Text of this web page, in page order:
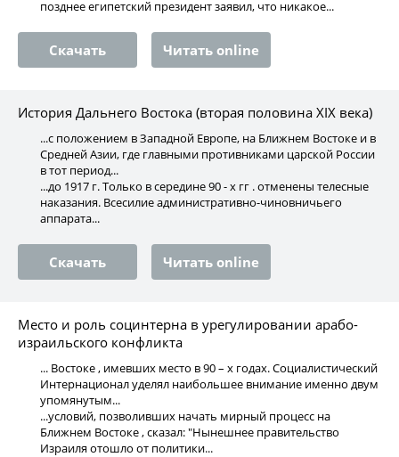
позднее египетский президент заявил, что никакое...
Скачать Читать online
История Дальнего Востока (вторая половина ХIХ века)
...с положением в Западной Европе, на Ближнем Востоке и в
Средней Азии, где главными противниками царской России
в тот период...
...до 1917 г. Только в середине 90 - х гг . отменены телесные
наказания. Всесилие административно-чиновничьего
аппарата...
Скачать Читать online
Место и роль социнтерна в урегулировании арабо-
израильского конфликта
... Востоке , имевших место в 90 – х годах. Социалистический
Интернационал уделял наибольшее внимание именно двум
упомянутым...
...условий, позволивших начать мирный процесс на
Ближнем Востоке , сказал: "Нынешнее правительство
Израиля отошло от политики...